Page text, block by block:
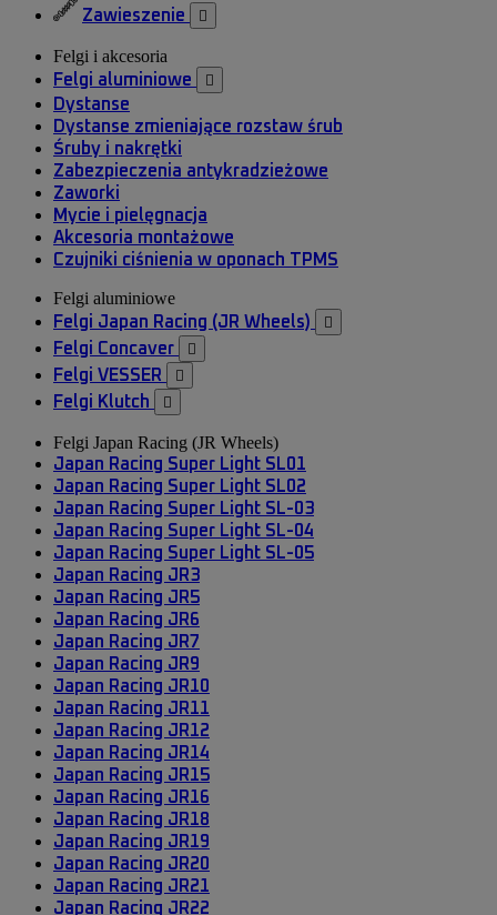
Zawieszenie 
Felgi i akcesoria
Felgi aluminiowe 
Dystanse
Dystanse zmieniające rozstaw śrub
Śruby i nakrętki
Zabezpieczenia antykradzieżowe
Zaworki
Mycie i pielęgnacja
Akcesoria montażowe
Czujniki ciśnienia w oponach TPMS
Felgi aluminiowe
Felgi Japan Racing (JR Wheels) 
Felgi Concaver 
Felgi VESSER 
Felgi Klutch 
Felgi Japan Racing (JR Wheels)
Japan Racing Super Light SL01
Japan Racing Super Light SL02
Japan Racing Super Light SL-03
Japan Racing Super Light SL-04
Japan Racing Super Light SL-05
Japan Racing JR3
Japan Racing JR5
Japan Racing JR6
Japan Racing JR7
Japan Racing JR9
Japan Racing JR10
Japan Racing JR11
Japan Racing JR12
Japan Racing JR14
Japan Racing JR15
Japan Racing JR16
Japan Racing JR18
Japan Racing JR19
Japan Racing JR20
Japan Racing JR21
Japan Racing JR22